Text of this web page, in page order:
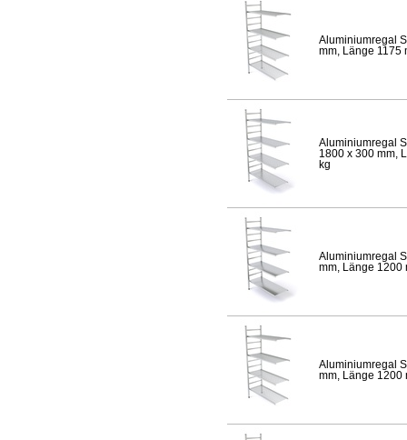
Aluminiumregal
mm, Länge 1175
Aluminiumregal
1800 x 300 mm,
kg
Aluminiumregal
mm, Länge 1200
Aluminiumregal
mm, Länge 1200